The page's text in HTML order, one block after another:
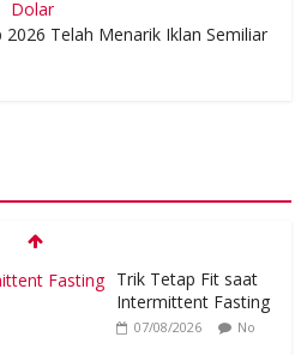
Telah Menarik Iklan Semiliar
Trik Tetap Fit saat
Intermittent Fasting
07/08/2026
No